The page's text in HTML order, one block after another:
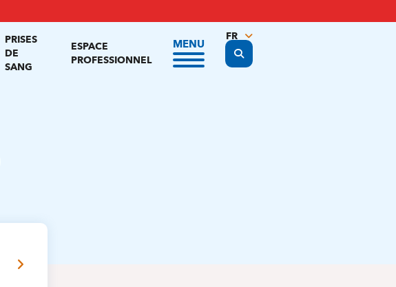
PRISES
DE
SANG
ESPACE
PROFESSIONNEL
MENU
Display the search form
FR
NL
EN